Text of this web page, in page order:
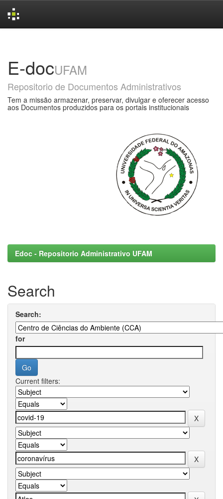
E-docUFAM
Repositorio de Documentos Administrativos
Tem a missão armazenar, preservar, divulgar e oferecer acesso
aos Documentos produzidos para os portais institucionais
Edoc - Repositorio Administrativo UFAM
Search
Search:
for
Current filters: